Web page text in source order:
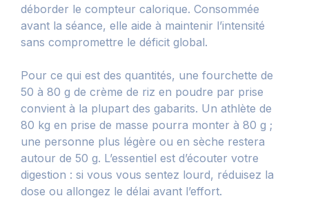
déborder le compteur calorique. Consommée
avant la séance, elle aide à maintenir l’intensité
sans compromettre le déficit global.
Pour ce qui est des quantités, une fourchette de
50 à 80 g de crème de riz en poudre par prise
convient à la plupart des gabarits. Un athlète de
80 kg en prise de masse pourra monter à 80 g ;
une personne plus légère ou en sèche restera
autour de 50 g. L’essentiel est d’écouter votre
digestion : si vous vous sentez lourd, réduisez la
dose ou allongez le délai avant l’effort.